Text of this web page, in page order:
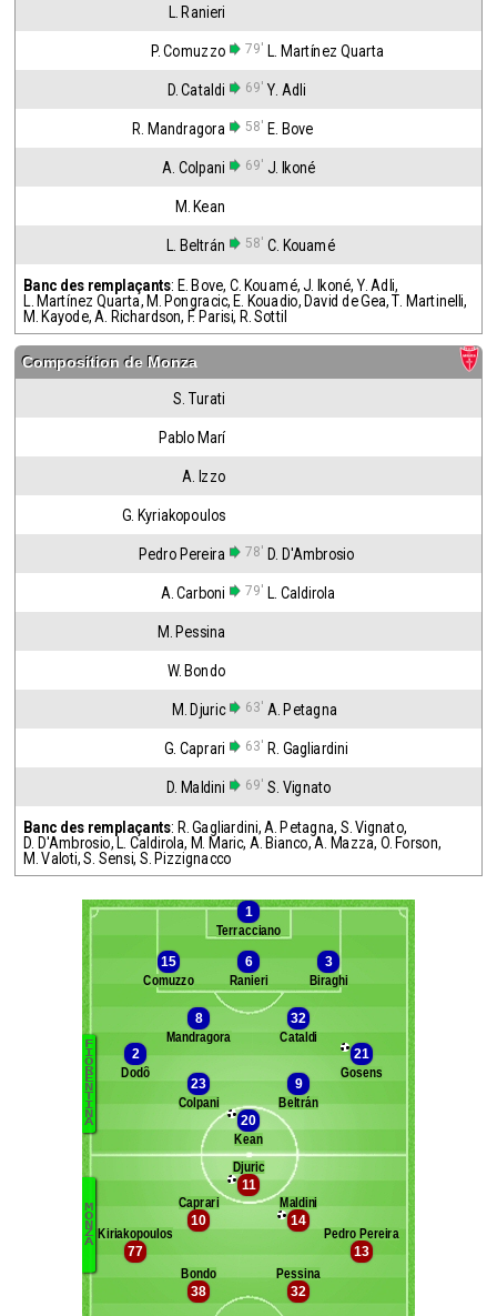
L. Ranieri
P. Comuzzo 79' L. Martínez Quarta
D. Cataldi 69' Y. Adli
R. Mandragora 58' E. Bove
A. Colpani 69' J. Ikoné
M. Kean
L. Beltrán 58' C. Kouamé
Banc des remplaçants: E. Bove, C. Kouamé,J. Ikoné, Y. Adli,
L. Martínez Quarta, M. Pongracic, E. Kouadio, David de Gea,T. Martinelli,
M. Kayode, A. Richardson, F. Parisi, R. Sottil
Composition de Monza
S. Turati
Pablo Marí
A. Izzo
G. Kyriakopoulos
Pedro Pereira 78' D. D'Ambrosio
A. Carboni 79' L. Caldirola
M. Pessina
W. Bondo
M. Djuric 63' A. Petagna
G. Caprari 63' R. Gagliardini
D. Maldini 69' S. Vignato
Banc des remplaçants: R. Gagliardini, A. Petagna, S. Vignato,
D. D'Ambrosio, L. Caldirola, M. Maric, A. Bianco, A. Mazza, O. Forson,
M. Valoti,S. Sensi, S. Pizzignacco